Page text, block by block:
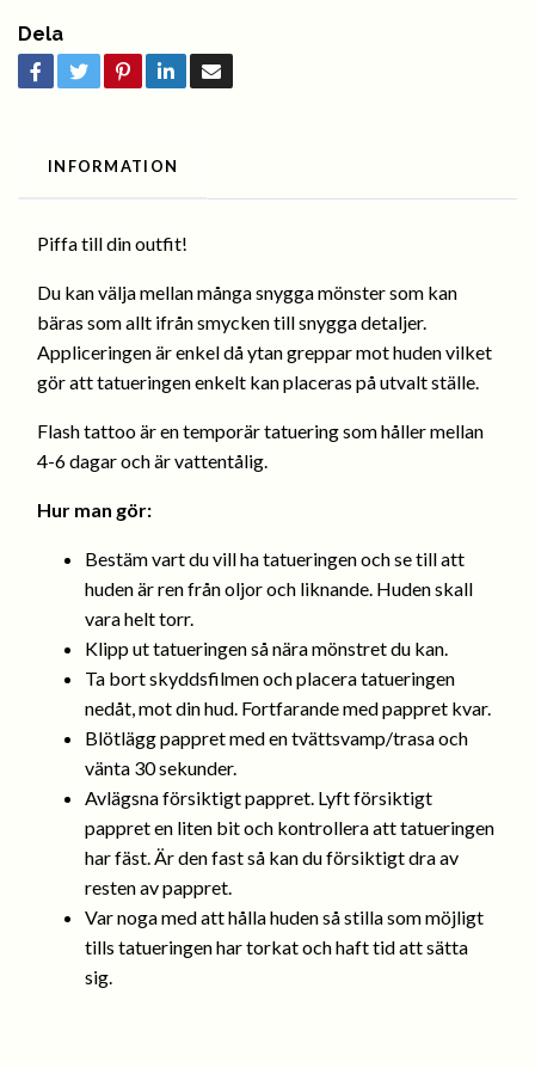
Dela
INFORMATION
Piffa till din outfit!
Du kan välja mellan många snygga mönster som kan
bäras som allt ifrån smycken till snygga detaljer.
Appliceringen är enkel då ytan greppar mot huden vilket
gör att tatueringen enkelt kan placeras på utvalt ställe.
Flash tattoo är en temporär tatuering som håller mellan
4-6 dagar och är vattentålig.
Hur man gör:
Bestäm vart du vill ha tatueringen och se till att
huden är ren från oljor och liknande. Huden skall
vara helt torr.
Klipp ut tatueringen så nära mönstret du kan.
Ta bort skyddsfilmen och placera tatueringen
nedåt, mot din hud. Fortfarande med pappret kvar.
Blötlägg pappret med en tvättsvamp/trasa och
vänta 30 sekunder.
Avlägsna försiktigt pappret. Lyft försiktigt
pappret en liten bit och kontrollera att tatueringen
har fäst. Är den fast så kan du försiktigt dra av
resten av pappret.
Var noga med att hålla huden så stilla som möjligt
tills tatueringen har torkat och haft tid att sätta
sig.